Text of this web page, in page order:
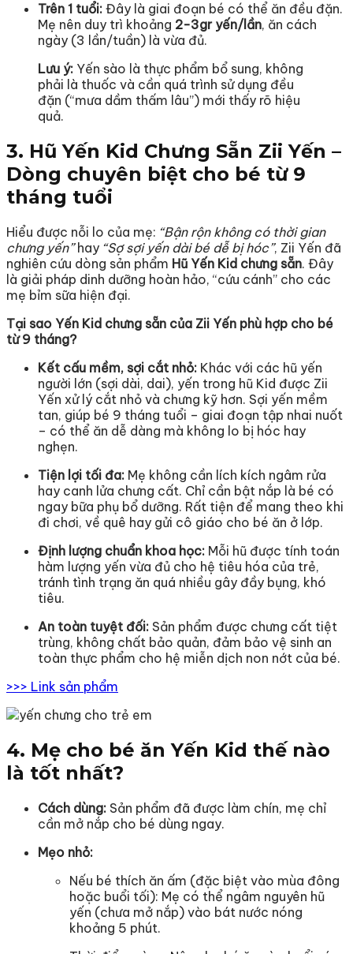
Trên 1 tuổi: Đây là giai đoạn bé có thể ăn đều đặn.
Mẹ nên duy trì khoảng 2-3gr yến/lần, ăn cách
ngày (3 lần/tuần) là vừa đủ.
Lưu ý: Yến sào là thực phẩm bổ sung, không
phải là thuốc và cần quá trình sử dụng đều
đặn (“mưa dầm thấm lâu”) mới thấy rõ hiệu
quả.
3. Hũ Yến Kid Chưng Sẵn Zii Yến –
Dòng chuyên biệt cho bé từ 9
tháng tuổi
Hiểu được nỗi lo của mẹ: “Bận rộn không có thời gian
chưng yến”hay “Sợ sợi yến dài bé dễ bị hóc”, Zii Yến đã
nghiên cứu dòng sản phẩm Hũ Yến Kid chưng sẵn. Đây
là giải pháp dinh dưỡng hoàn hảo, “cứu cánh” cho các
mẹ bỉm sữa hiện đại.
Tại sao Yến Kid chưng sẵn của Zii Yến phù hợp cho bé
từ 9 tháng?
Kết cấu mềm, sợi cắt nhỏ: Khác với các hũ yến
người lớn (sợi dài, dai), yến trong hũ Kid được Zii
Yến xử lý cắt nhỏ và chưng kỹ hơn. Sợi yến mềm
tan, giúp bé 9 tháng tuổi – giai đoạn tập nhai nuốt
– có thể ăn dễ dàng mà không lo bị hóc hay
nghẹn.
Tiện lợi tối đa: Mẹ không cần lích kích ngâm rửa
hay canh lửa chưng cất. Chỉ cần bật nắp là bé có
ngay bữa phụ bổ dưỡng. Rất tiện để mang theo khi
đi chơi, về quê hay gửi cô giáo cho bé ăn ở lớp.
Định lượng chuẩn khoa học: Mỗi hũ được tính toán
hàm lượng yến vừa đủ cho hệ tiêu hóa của trẻ,
tránh tình trạng ăn quá nhiều gây đầy bụng, khó
tiêu.
An toàn tuyệt đối: Sản phẩm được chưng cất tiệt
trùng, không chất bảo quản, đảm bảo vệ sinh an
toàn thực phẩm cho hệ miễn dịch non nớt của bé.
>>> Link sản phẩm
4. Mẹ cho bé ăn Yến Kid thế nào
là tốt nhất?
Cách dùng: Sản phẩm đã được làm chín, mẹ chỉ
cần mở nắp cho bé dùng ngay.
Mẹo nhỏ:
Nếu bé thích ăn ấm (đặc biệt vào mùa đông
hoặc buổi tối): Mẹ có thể ngâm nguyên hũ
yến (chưa mở nắp) vào bát nước nóng
khoảng 5 phút.